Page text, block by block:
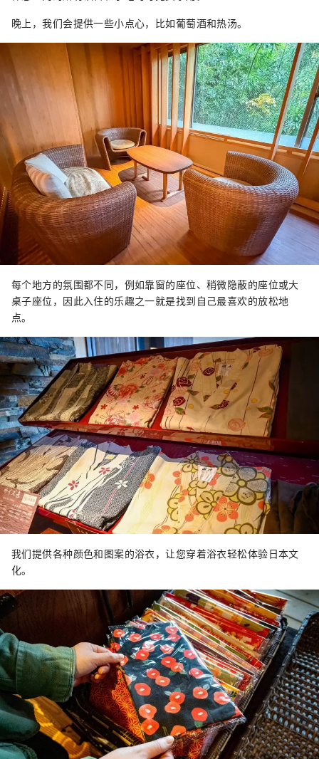
晚上，我们会提供一些小点心，比如葡萄酒和热汤。
每个地方的氛围都不同，例如靠窗的座位、稍微隐蔽的座位或大
桌子座位，因此入住的乐趣之一就是找到自己最喜欢的放松地
点。
我们提供各种颜色和图案的浴衣，让您穿着浴衣轻松体验日本文
化。